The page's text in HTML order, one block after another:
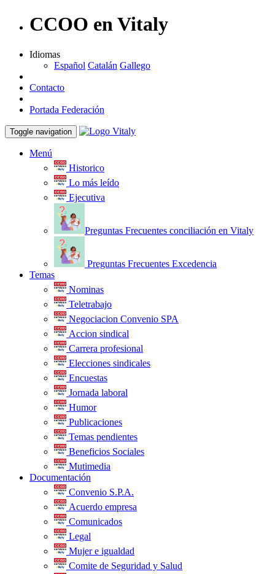
CCOO en Vitaly
Idiomas
Español Catalán Gallego
Contacto
Portada Federación
Toggle navigation
Menú
Historico
Lo más leído
Ejecutiva
Preguntas Frecuentes conciliación en Vitaly
Preguntas Frecuentes Excedencia
Temas
Nominas
Teletrabajo
Negociacion Convenio SPA
Accion sindical
Carrera profesional
Elecciones sindicales
Encuestas
Jornada laboral
Humor
Publicaciones
Temas pendientes
Beneficios Sociales
Mutimedia
Documentación
Convenio S.P.A.
Acuerdo empresa
Comunicados
Legal
Mujer e igualdad
Comite de Seguridad y Salud